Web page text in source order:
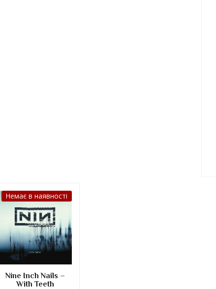
Немає в наявності
Nine Inch Nails –
With Teeth